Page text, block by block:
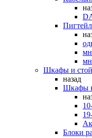
Шкафы и
назад
Шкафы
Блоки